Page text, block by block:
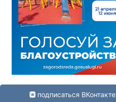
подписаться ВКонтакте